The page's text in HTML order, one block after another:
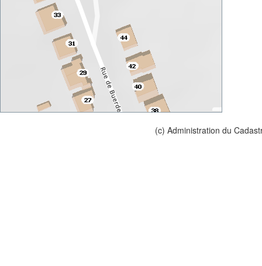
(c) Administration du